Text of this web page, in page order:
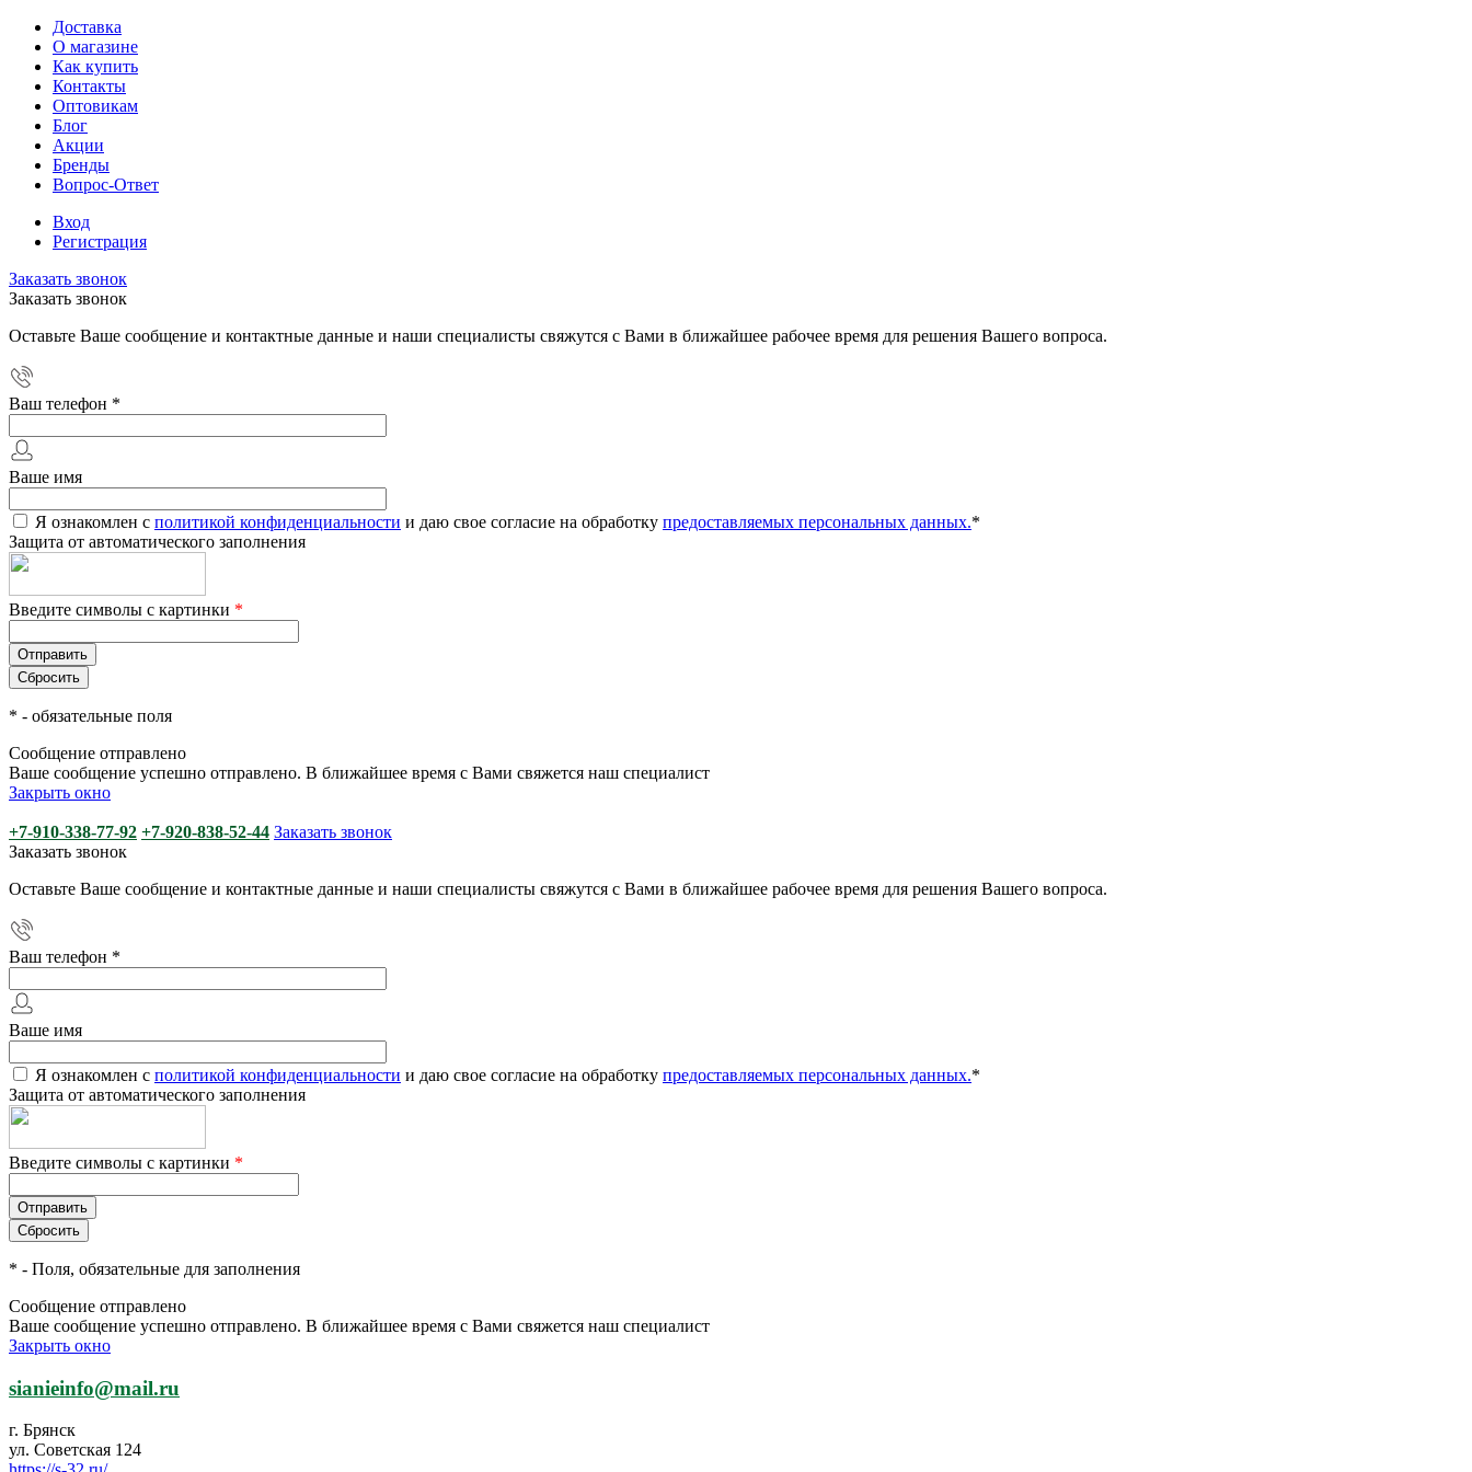
Доставка
О магазине
Как купить
Контакты
Оптовикам
Блог
Акции
Бренды
Вопрос-Ответ
Вход
Регистрация
Заказать звонок
Заказать звонок
Оставьте Ваше сообщение и контактные данные и наши специалисты свяжутся с Вами в ближайшее рабочее время для решения Вашего вопроса.
Ваш телефон *
Ваше имя
Я ознакомлен с политикой конфиденциальности и даю свое согласие на обработку предоставляемых персональных данных.*
Защита от автоматического заполнения
Введите символы с картинки *
* - обязательные поля
Сообщение отправлено
Ваше сообщение успешно отправлено. В ближайшее время с Вами свяжется наш специалист
Закрыть окно
+7-910-338-77-92 +7-920-838-52-44 Заказать звонок
Заказать звонок
Оставьте Ваше сообщение и контактные данные и наши специалисты свяжутся с Вами в ближайшее рабочее время для решения Вашего вопроса.
Ваш телефон *
Ваше имя
Я ознакомлен с политикой конфиденциальности и даю свое согласие на обработку предоставляемых персональных данных.*
Защита от автоматического заполнения
Введите символы с картинки *
* - Поля, обязательные для заполнения
Сообщение отправлено
Ваше сообщение успешно отправлено. В ближайшее время с Вами свяжется наш специалист
Закрыть окно
sianieinfo@mail.ru
г. Брянск
ул. Советская 124